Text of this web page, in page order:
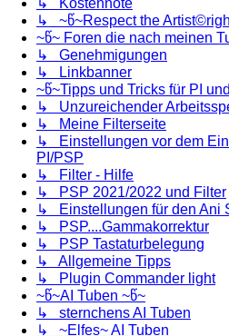
↳ ~წ~Respect the
~წ~ Foren die nach meinen
↳ Genehmigungen
↳ Linkbanner
~წ~Tipps und Tricks für PI
↳ Unzureichender
↳ Meine Filterseite
↳ Einstellungen vor dem
PI/PSP
↳ Filter - Hilfe
↳ PSP 2021/2022 und Filter
↳ Einstellungen für den Ani
↳ PSP....Gammakorrektur
↳ PSP Tastaturbelegung
↳ Allgemeine Tipps
↳ Plugin Commander light
~წ~AI Tuben ~წ~
↳ sternchens AI Tuben
↳ ~Elfes~ AI Tuben